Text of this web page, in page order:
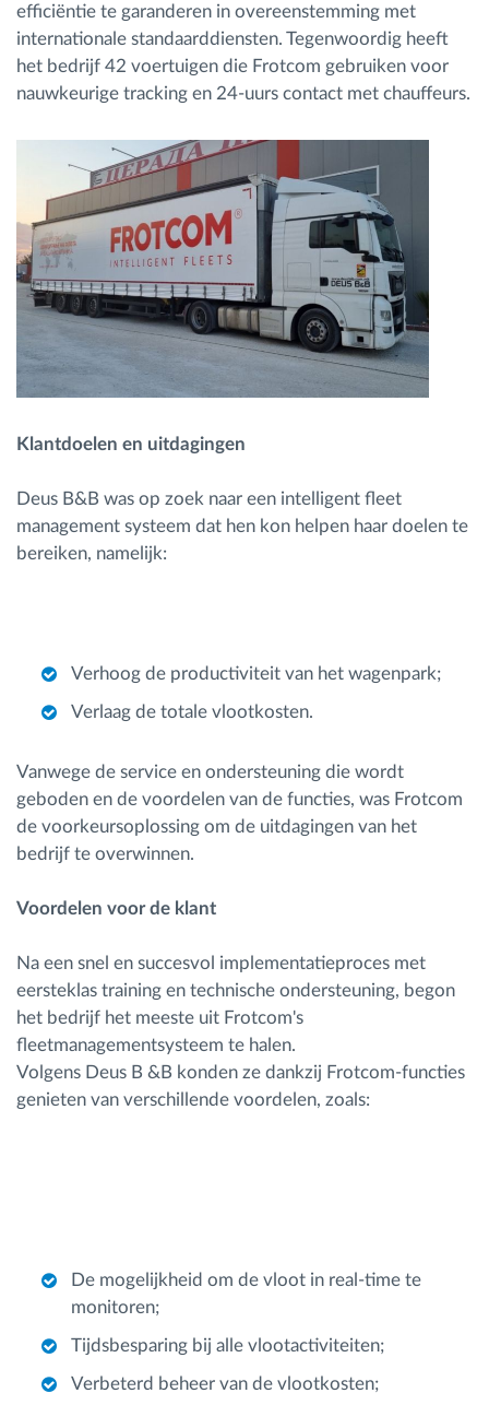
efficiëntie te garanderen in overeenstemming met
internationale standaarddiensten. Tegenwoordig heeft
het bedrijf 42 voertuigen die Frotcom gebruiken voor
nauwkeurige tracking en 24-uurs contact met chauffeurs.
Klantdoelen en uitdagingen
Deus B&B was op zoek naar een intelligent fleet
management systeem dat hen kon helpen haar doelen te
bereiken, namelijk:
Verhoog de productiviteit van het wagenpark;
Verlaag de totale vlootkosten.
Vanwege de service en ondersteuning die wordt
geboden en de voordelen van de functies, was Frotcom
de voorkeursoplossing om de uitdagingen van het
bedrijf te overwinnen.
Voordelen voor de klant
Na een snel en succesvol implementatieproces met
eersteklas training en technische ondersteuning, begon
het bedrijf het meeste uit Frotcom's
fleetmanagementsysteem te halen.
Volgens Deus B &B konden ze dankzij Frotcom-functies
genieten van verschillende voordelen, zoals:
De mogelijkheid om de vloot in real-time te
monitoren;
Tijdsbesparing bij alle vlootactiviteiten;
Verbeterd beheer van de vlootkosten;